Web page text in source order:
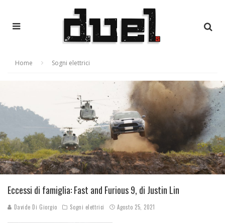
Home Sogni elettrici
Eccessi di famiglia: Fast and Furious 9, di Justin Lin
Davide Di Giorgio Sogni elettrici Agosto 25, 2021